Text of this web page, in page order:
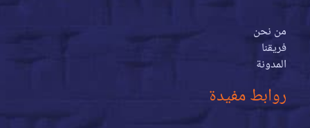
من نحن
فريقنا
المدونة
روابط مفيدة